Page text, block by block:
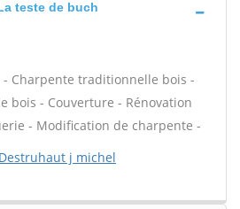
teste de buch
Charpente traditionnelle bois -
bois - Couverture - Rénovation
- Modification de charpente -
Destruhaut j michel